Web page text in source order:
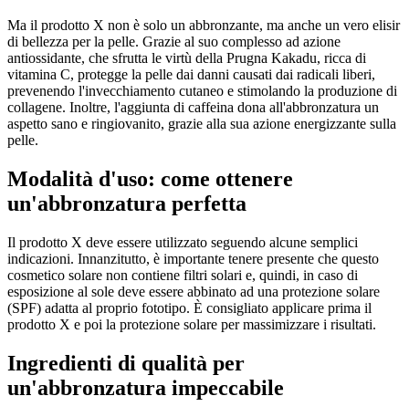
Ma il prodotto X non è solo un abbronzante, ma anche un vero elisir
di bellezza per la pelle. Grazie al suo complesso ad azione
antiossidante, che sfrutta le virtù della Prugna Kakadu, ricca di
vitamina C, protegge la pelle dai danni causati dai radicali liberi,
prevenendo l'invecchiamento cutaneo e stimolando la produzione di
collagene. Inoltre, l'aggiunta di caffeina dona all'abbronzatura un
aspetto sano e ringiovanito, grazie alla sua azione energizzante sulla
pelle.
Modalità d'uso: come ottenere
un'abbronzatura perfetta
Il prodotto X deve essere utilizzato seguendo alcune semplici
indicazioni. Innanzitutto, è importante tenere presente che questo
cosmetico solare non contiene filtri solari e, quindi, in caso di
esposizione al sole deve essere abbinato ad una protezione solare
(SPF) adatta al proprio fototipo. È consigliato applicare prima il
prodotto X e poi la protezione solare per massimizzare i risultati.
Ingredienti di qualità per
un'abbronzatura impeccabile